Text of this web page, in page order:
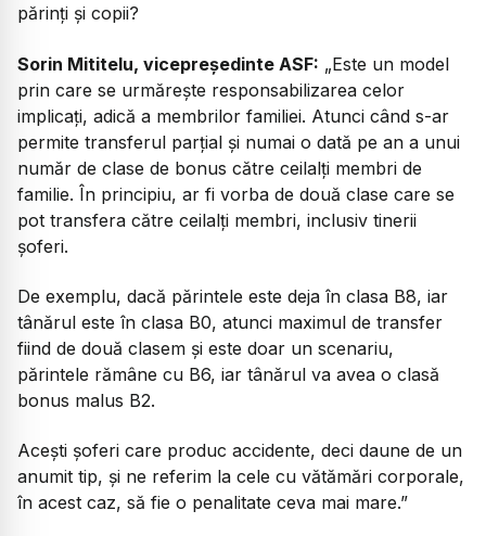
părinți și copii?
Sorin Mititelu, vicepreședinte ASF: „Este un model
prin care se urmărește responsabilizarea celor
implicați, adică a membrilor familiei. Atunci când s-ar
permite transferul parțial și numai o dată pe an a unui
număr de clase de bonus către ceilalți membri de
familie. În principiu, ar fi vorba de două clase care se
pot transfera către ceilalți membri, inclusiv tinerii
șoferi.
De exemplu, dacă părintele este deja în clasa B8, iar
tânărul este în clasa B0, atunci maximul de transfer
fiind de două clasem și este doar un scenariu,
părintele rămâne cu B6, iar tânărul va avea o clasă
bonus malus B2.
Acești șoferi care produc accidente, deci daune de un
anumit tip, și ne referim la cele cu vătămări corporale,
în acest caz, să fie o penalitate ceva mai mare.”